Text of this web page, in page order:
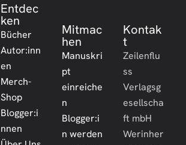
Entdec
ken
Bücher
Autor:inn
en
Merch-
Shop
Blogger:i
nnen
Mitmac
hen
Manuskri
pt
einreiche
n
Blogger:i
n werden
Kontak
t
Zeilenflu
ss
Verlagsg
esellscha
ft mbH
Werinher